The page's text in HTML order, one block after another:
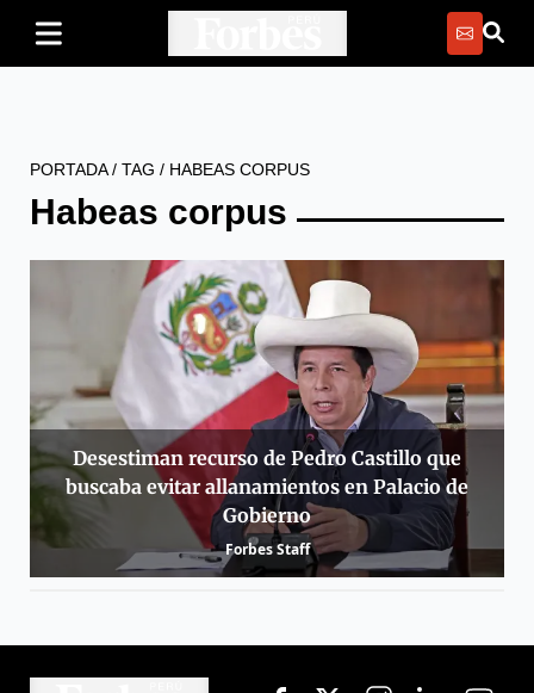
PORTADA/ TAG / HABEAS CORPUS
Habeas corpus
Desestiman recurso de Pedro Castillo que
buscaba evitar allanamientos en Palacio de
Gobierno
Forbes Staff